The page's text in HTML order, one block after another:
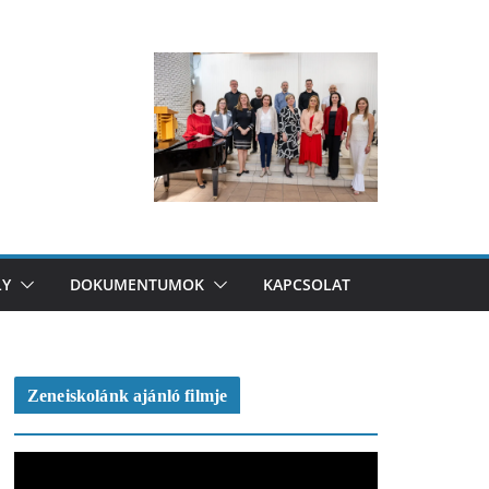
DOKUMENTUMOK KAPCSOLAT
Zeneiskolánk ajánló filmje